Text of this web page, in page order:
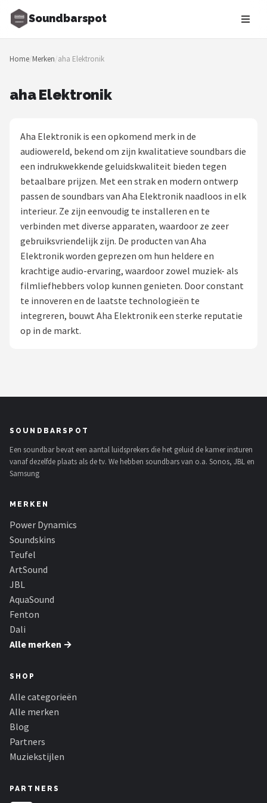
Soundbarspot
Zoeken
NAVIGATIE
Blog
Muziekstijlen
Sonos
JBL
Samsung
Shop
Power Dynamics
JBL
AquaSound
Fenton
Dali
Ultimea
Carlinkit
Alle merken →
Home/Merken/aha Elektronik
aha Elektronik
Aha Elektronik is een opkomend merk in de
audiowereld, bekend om zijn kwalitatieve soundbars die
een indrukwekkende geluidskwaliteit bieden tegen
betaalbare prijzen. Met een strak en modern ontwerp
passen de soundbars van Aha Elektronik naadloos in elk
interieur. Ze zijn eenvoudig te installeren en te
verbinden met diverse apparaten, waardoor ze zeer
gebruiksvriendelijk zijn. De producten van Aha
Elektronik worden geprezen om hun heldere en
krachtige audio-ervaring, waardoor zowel muziek- als
filmliefhebbers volop kunnen genieten. Door constant
te innoveren en de laatste technologieën te
integreren, bouwt Aha Elektronik een sterke reputatie
op in de markt.
SOUNDBARSPOT
Een soundbar bevat een aantal luidsprekers die het geluid de kamer insturen
vanaf dezelfde plaats als de tv. We hebben soundbars van o.a. Sonos, JBL en
Samsung
MERKEN
Power Dynamics
Soundskins
Teufel
ArtSound
JBL
AquaSound
Fenton
Dali
Alle merken →
SHOP
Alle categorieën
Alle merken
Blog
Partners
Muziekstijlen
PARTNERS